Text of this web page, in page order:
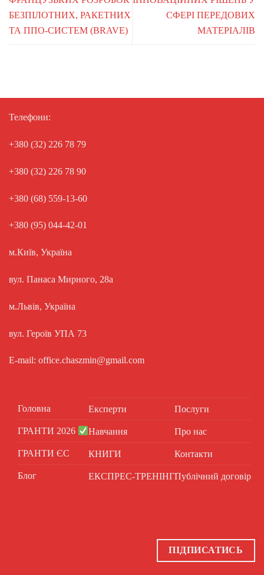
БЕЗПІЛОТНИХ, РАКЕТНИХ
ТА ППО-СИСТЕМ (BRAVE)
СФЕРІ ПЕРЕДОВИХ
МАТЕРІАЛІВ
Телефони:
+380 (32) 226 78 79
+380 (32) 226 78 90
+380 (68) 559-13-60
+380 (95) 044-42-01
м.Київ, Україна
вул. Панаса Мирного, 28а
м.Львів, Україна
вул. Героїв УПА 73
E-mail: office.chaszmin@gmail.com
Головна
ГРАНТИ 2026
ГРАНТИ ЄС
Блог
Експерти
Навчання
КНИГИ
ЕКСПРЕС-ТРЕНІНГ
Послуги
Про нас
Контакти
Публічний договір
ПІДПИСАТИСЬ